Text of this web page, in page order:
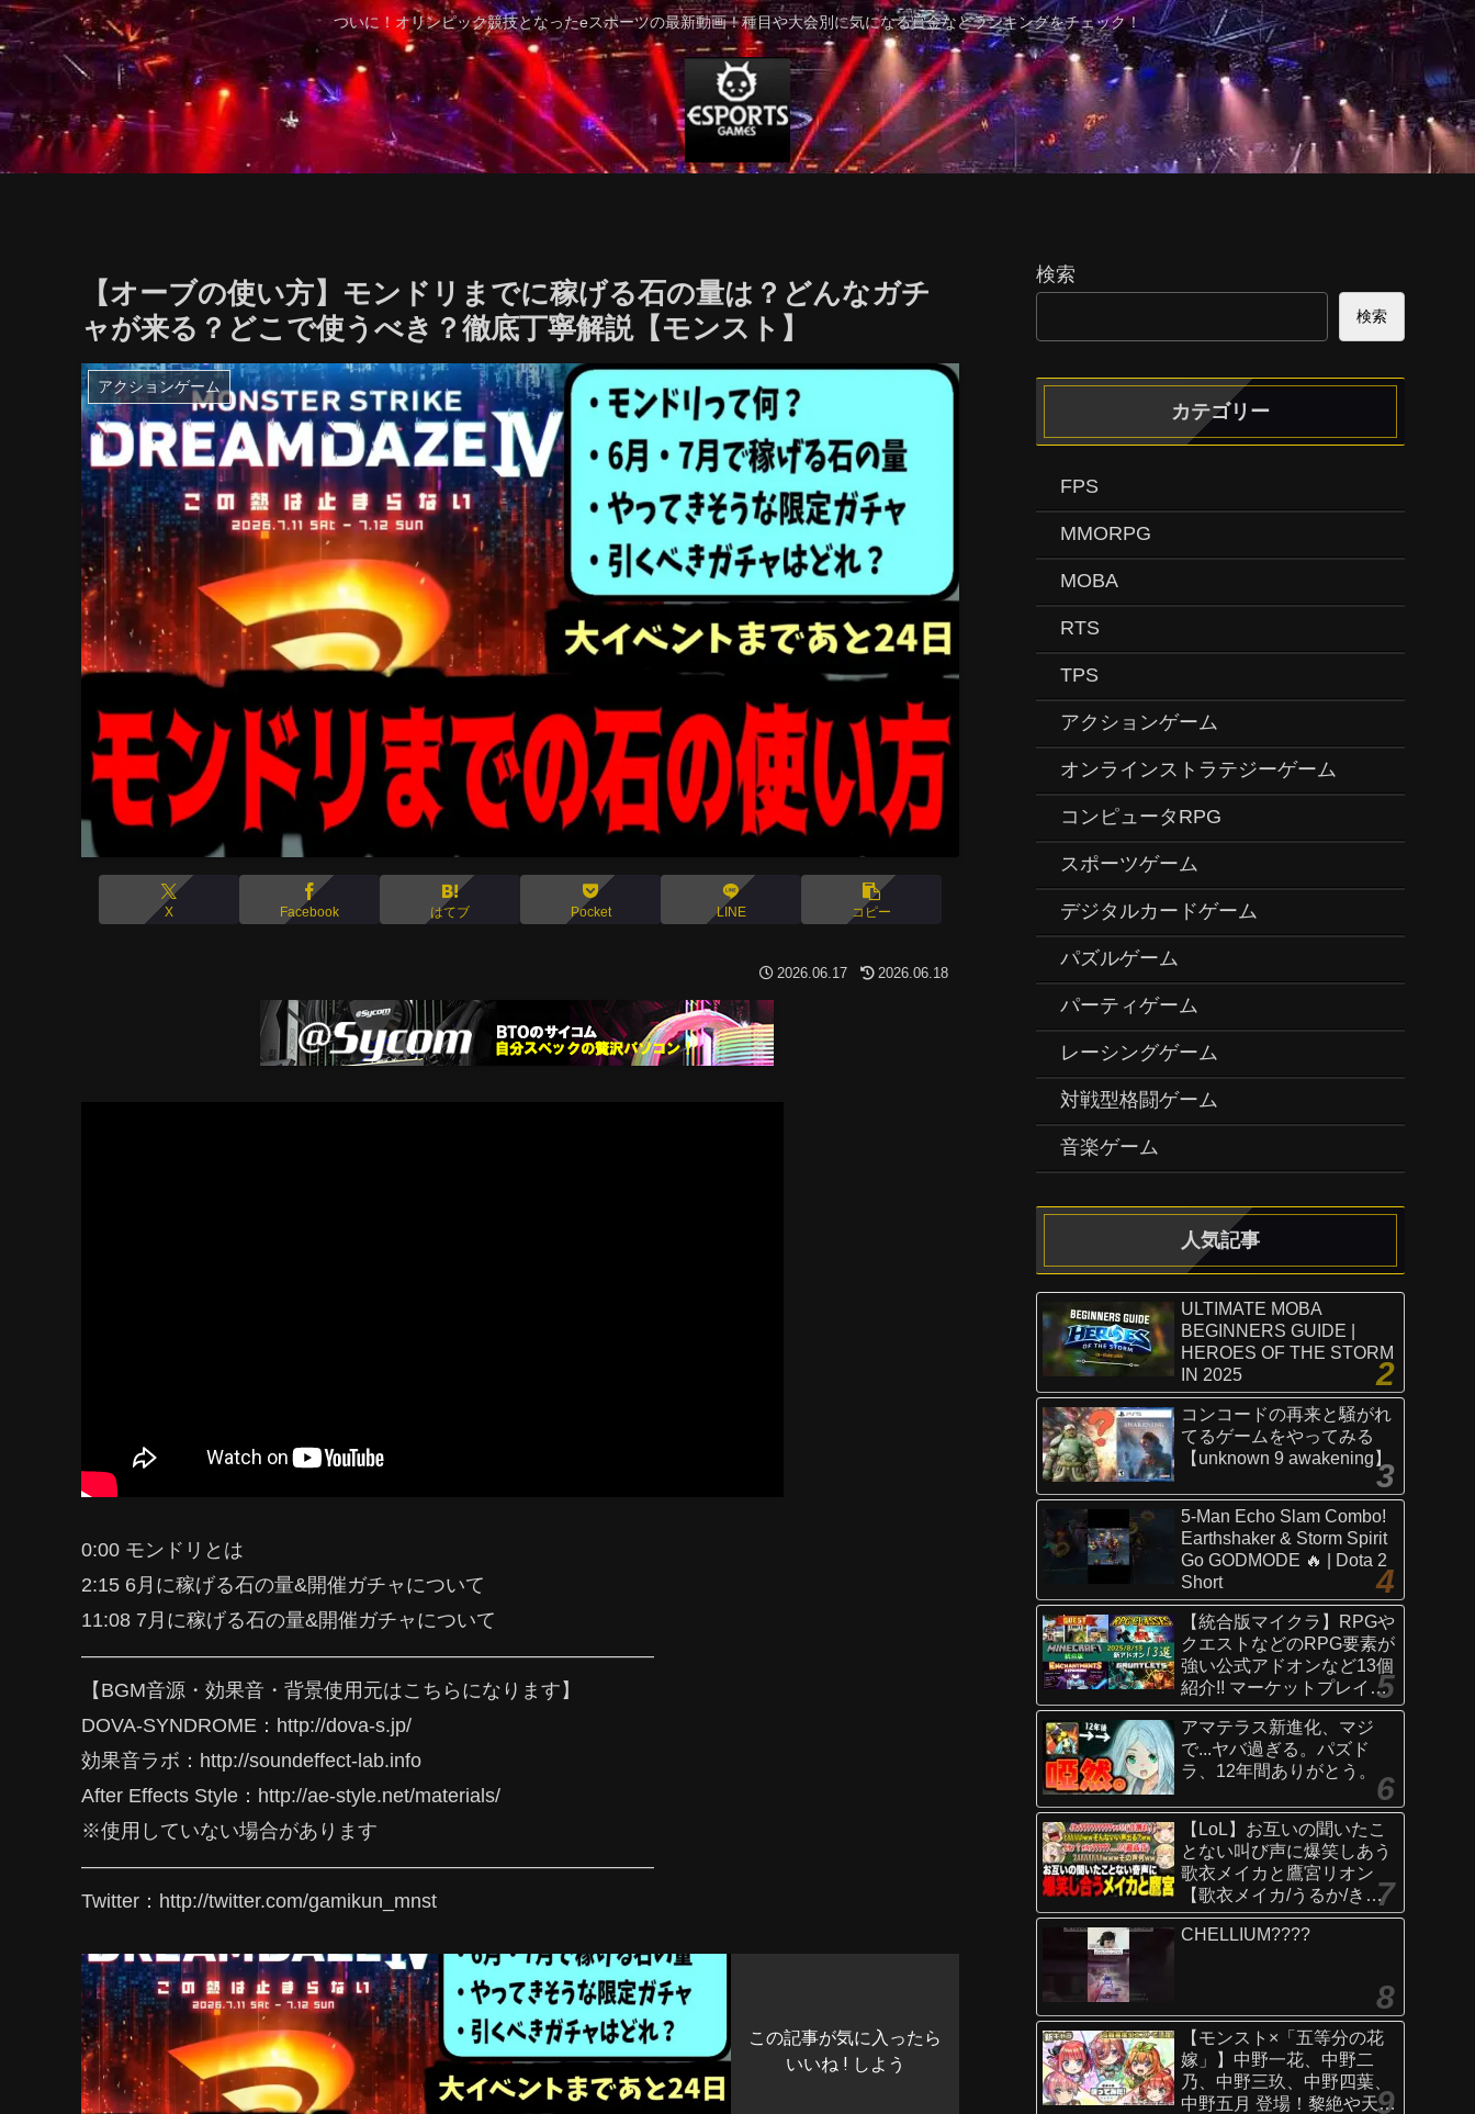
ついに！オリンピック競技となったeスポーツの最新動画！種目や大会別に気になる賞金などランキングをチェック！
【オーブの使い方】モンドリまでに稼げる石の量は？どんなガチ
ャが来る？どこで使うべき？徹底丁寧解説【モンスト】
アクションゲーム
X Facebook はてブ Pocket LINE コピー
2026.06.17 2026.06.18
0:00 モンドリとは
2:15 6月に稼げる石の量&開催ガチャについて
11:08 7月に稼げる石の量&開催ガチャについて
—————————————————————————————
【BGM音源・効果音・背景使用元はこちらになります】
DOVA-SYNDROME：http://dova-s.jp/
効果音ラボ：http://soundeffect-lab.info
After Effects Style：http://ae-style.net/materials/
※使用していない場合があります
—————————————————————————————
Twitter：http://twitter.com/gamikun_mnst
この記事が気に入ったら
いいね ! しよう
検索
検索
カテゴリー
FPS
MMORPG
MOBA
RTS
TPS
アクションゲーム
オンラインストラテジーゲーム
コンピュータRPG
スポーツゲーム
デジタルカードゲーム
パズルゲーム
パーティゲーム
レーシングゲーム
対戦型格闘ゲーム
音楽ゲーム
人気記事
ULTIMATE MOBA
BEGINNERS GUIDE |
HEROES OF THE STORM
IN 2025
コンコードの再来と騒がれ
てるゲームをやってみる
【unknown 9 awakening】
5-Man Echo Slam Combo!
Earthshaker & Storm Spirit
Go GODMODE 🔥 | Dota 2
Short
【統合版マイクラ】RPGや
クエストなどのRPG要素が
強い公式アドオンなど13個
紹介!! マーケットプレイス
情報
【Switch/Win10/PE/PS/Xb
ox】
アマテラス新進化、マジ
で...ヤバ過ぎる。パズド
ラ、12年間ありがとう。
【LoL】お互いの聞いたこ
とない叫び声に爆笑しあう
歌衣メイカと鷹宮リオン
【歌衣メイカ/うるか/きな
こ/ありさか/鷹宮リオン】
CHELLIUM????
【モンスト×「五等分の花
嫁」】中野一花、中野二
乃、中野三玖、中野四葉、
中野五月 登場！黎絶や天魔